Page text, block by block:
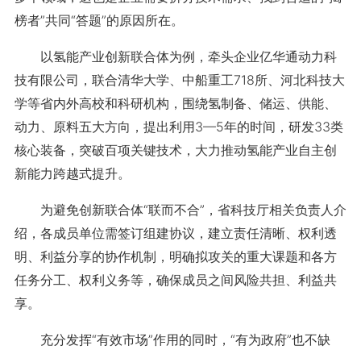
榜者”共同“答题”的原因所在。
以氢能产业创新联合体为例，牵头企业亿华通动力科
技有限公司，联合清华大学、中船重工718所、河北科技大
学等省内外高校和科研机构，围绕氢制备、储运、供能、
动力、原料五大方向，提出利用3—5年的时间，研发33类
核心装备，突破百项关键技术，大力推动氢能产业自主创
新能力跨越式提升。
为避免创新联合体“联而不合”，省科技厅相关负责人介
绍，各成员单位需签订组建协议，建立责任清晰、权利透
明、利益分享的协作机制，明确拟攻关的重大课题和各方
任务分工、权利义务等，确保成员之间风险共担、利益共
享。
充分发挥“有效市场”作用的同时，“有为政府”也不缺